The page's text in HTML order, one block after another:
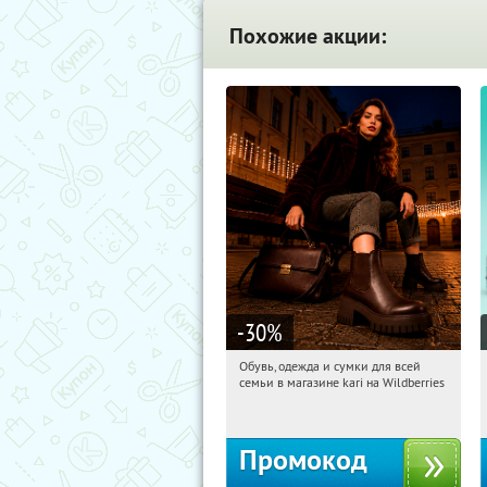
Похожие акции:
-30%
05:55:43 Получили:
Обувь, одежда и сумки для всей
семьи в магазине kari на Wildberries
Промокод